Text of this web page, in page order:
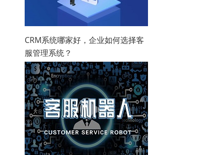
CRM系统哪家好，企业如何选择客
服管理系统？